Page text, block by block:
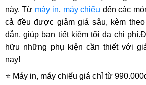
này. Từ máy in, máy chiếu đến các
cả đều được giảm giá sâu, kèm
dẫn, giúp bạn tiết kiệm tối đa chi
hữu những phụ kiện cần thiết với
nay!
⭐ Máy in, máy chiếu giá chỉ từ